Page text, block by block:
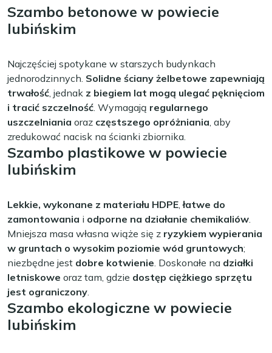
Szambo betonowe w powiecie
lubińskim
Najczęściej spotykane w starszych budynkach
jednorodzinnych. Solidne ściany żelbetowe zapewniają
trwałość, jednak z biegiem lat mogą ulegać pęknięciom
i tracić szczelność. Wymagają regularnego
uszczelniania oraz częstszego opróżniania, aby
zredukować nacisk na ścianki zbiornika.
Szambo plastikowe w powiecie
lubińskim
Lekkie, wykonane z materiału HDPE,łatwe do
zamontowania i odporne na działanie chemikaliów.
Mniejsza masa własna wiąże się z ryzykiem wypierania
w gruntach o wysokim poziomie wód gruntowych;
niezbędne jest dobre kotwienie. Doskonałe na działki
letniskowe oraz tam, gdzie dostęp ciężkiego sprzętu
jest ograniczony.
Szambo ekologiczne w powiecie
lubińskim